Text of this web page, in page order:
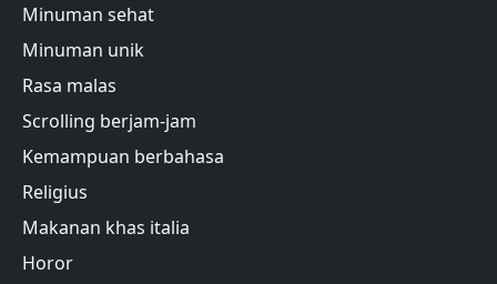
Minuman sehat
Minuman unik
Rasa malas
Scrolling berjam-jam
Kemampuan berbahasa
Religius
Makanan khas italia
Horor